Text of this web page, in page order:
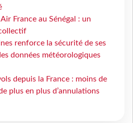
France au Sénégal : un
renforce la sécurité de ses
données météorologiques
depuis la France : moins de
plus en plus d’annulations